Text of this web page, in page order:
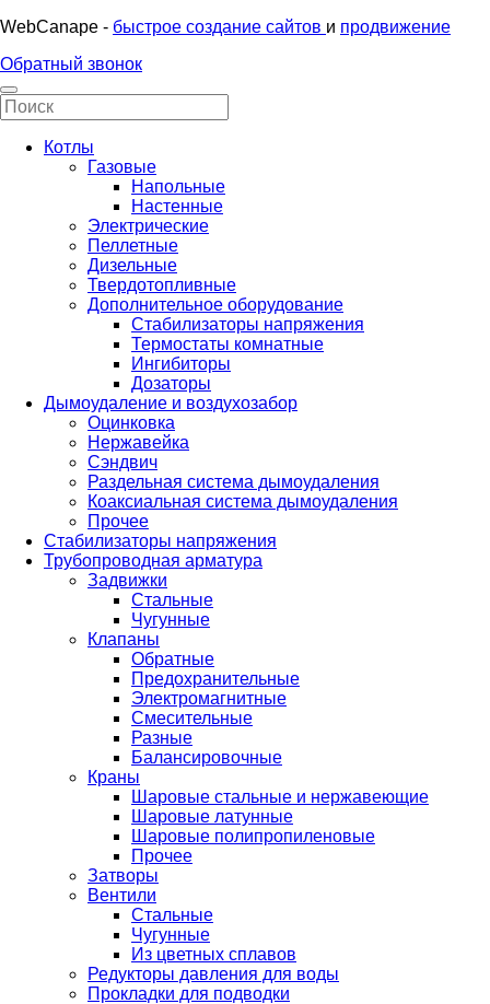
WebCanape - быстрое создание сайтов и продвижение
Обратный звонок
Котлы
Газовые
Напольные
Настенные
Электрические
Пеллетные
Дизельные
Твердотопливные
Дополнительное оборудование
Стабилизаторы напряжения
Термостаты комнатные
Ингибиторы
Дозаторы
Дымоудаление и воздухозабор
Оцинковка
Нержавейка
Сэндвич
Раздельная система дымоудаления
Коаксиальная система дымоудаления
Прочее
Стабилизаторы напряжения
Трубопроводная арматура
Задвижки
Стальные
Чугунные
Клапаны
Обратные
Предохранительные
Электромагнитные
Смесительные
Разные
Балансировочные
Краны
Шаровые стальные и нержавеющие
Шаровые латунные
Шаровые полипропиленовые
Прочее
Затворы
Вентили
Стальные
Чугунные
Из цветных сплавов
Редукторы давления для воды
Прокладки для подводки